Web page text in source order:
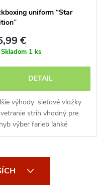
uniform “Star
€
Skladom 1 ks
DETAIL
výhody: sieťové vložky
strih vhodný pre
výber farieb ľahké